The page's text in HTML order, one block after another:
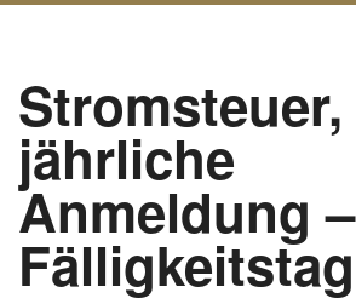
Stromsteuer,
jährliche
Anmeldung –
Fälligkeitstag